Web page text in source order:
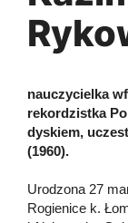
nauczycielka
rekordzistka
dyskiem,
(1960).
Urodzona 27
Rogienice k.